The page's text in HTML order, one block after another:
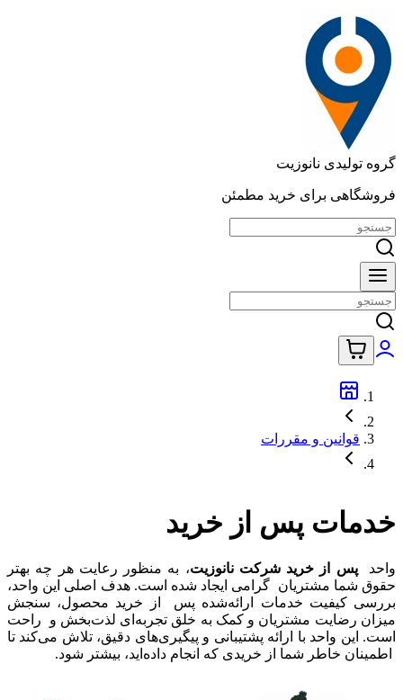
گروه تولیدی نانوزیت
فروشگاهی برای خرید مطمئن
قوانین و مقررات
خدمات پس از خرید
واحد پس از خرید شرکت نانوزیت، به منظور رعایت هر چه بهتر
حقوق شما مشتریان گرامی ایجاد شده است. هدف اصلی این واحد،
بررسی کیفیت خدمات ارائه‌شده پس از خرید محصول، سنجش
میزان رضایت مشتریان و کمک به خلق تجربه‌ای لذت‌بخش و راحت
است. این واحد با ارائه پشتیبانی و پیگیری‌های دقیق، تلاش می‌کند تا
اطمینان خاطر شما از خریدی که انجام داده‌اید، بیشتر شود.